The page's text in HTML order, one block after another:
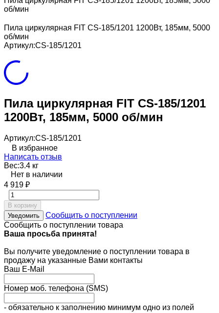
об/мин
Пила циркулярная FIT CS-185/1201 1200Вт, 185мм, 5000
об/мин
Артикул:CS-185/1201
Пила циркулярная FIT CS-185/1201
1200Вт, 185мм, 5000 об/мин
Артикул:CS-185/1201
В избранное
Написать отзыв
Вес:3.4 кг
Нет в наличии
4 919 ₽
В корзину
Уведомить
Сообщить о поступлении
Сообщить о поступлении товара
Ваша просьба принята!
Вы получите уведомление о поступлении товара в
продажу на указанные Вами контакты
Ваш E-Mail
Номер моб. телефона (SMS)
- обязательно к заполнению минимум одно из полей